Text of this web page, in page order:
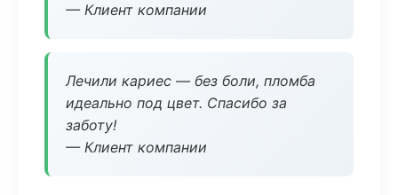
— Клиент компании
Лечили кариес — без боли, пломба
идеально под цвет. Спасибо за
заботу!
— Клиент компании